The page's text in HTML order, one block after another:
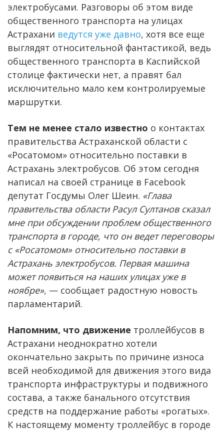
электробусами. Разговоры об этом виде
общественного транспорта на улицах
Астрахани ведутся уже давно, хотя все еще
выглядят относительной фантастикой, ведь
общественного транспорта в Каспийской
столице фактически нет, а правят бал
исключительно мало кем контролируемые
маршрутки.
Тем не менее стало известно о контактах
правительства Астраханской области с
«Росатомом» относительно поставки в
Астрахань электробусов. Об этом сегодня
написал на своей странице в Facebook
депутат Госдумы Олег Шеин. «Глава
правительства области Расул Султанов сказал
мне при обсуждении проблем общественного
транспорта в городе, что он ведет переговоры
с «Росатомом» относительно поставки в
Астрахань электробусов. Первая машина
может появиться на наших улицах уже в
ноябре», — сообщает радостную новость
парламентарий.
Напомним, что движение троллейбусов в
Астрахани неоднократно хотели
окончательно закрыть по причине износа
всей необходимой для движения этого вида
транспорта инфраструктуры и подвижного
состава, а также банального отсутствия
средств на поддержание работы «рогатых».
К настоящему моменту троллейбус в городе